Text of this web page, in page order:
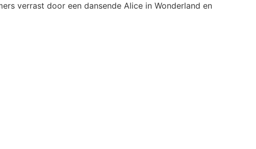
verrast door een dansende Alice in Wonderland en